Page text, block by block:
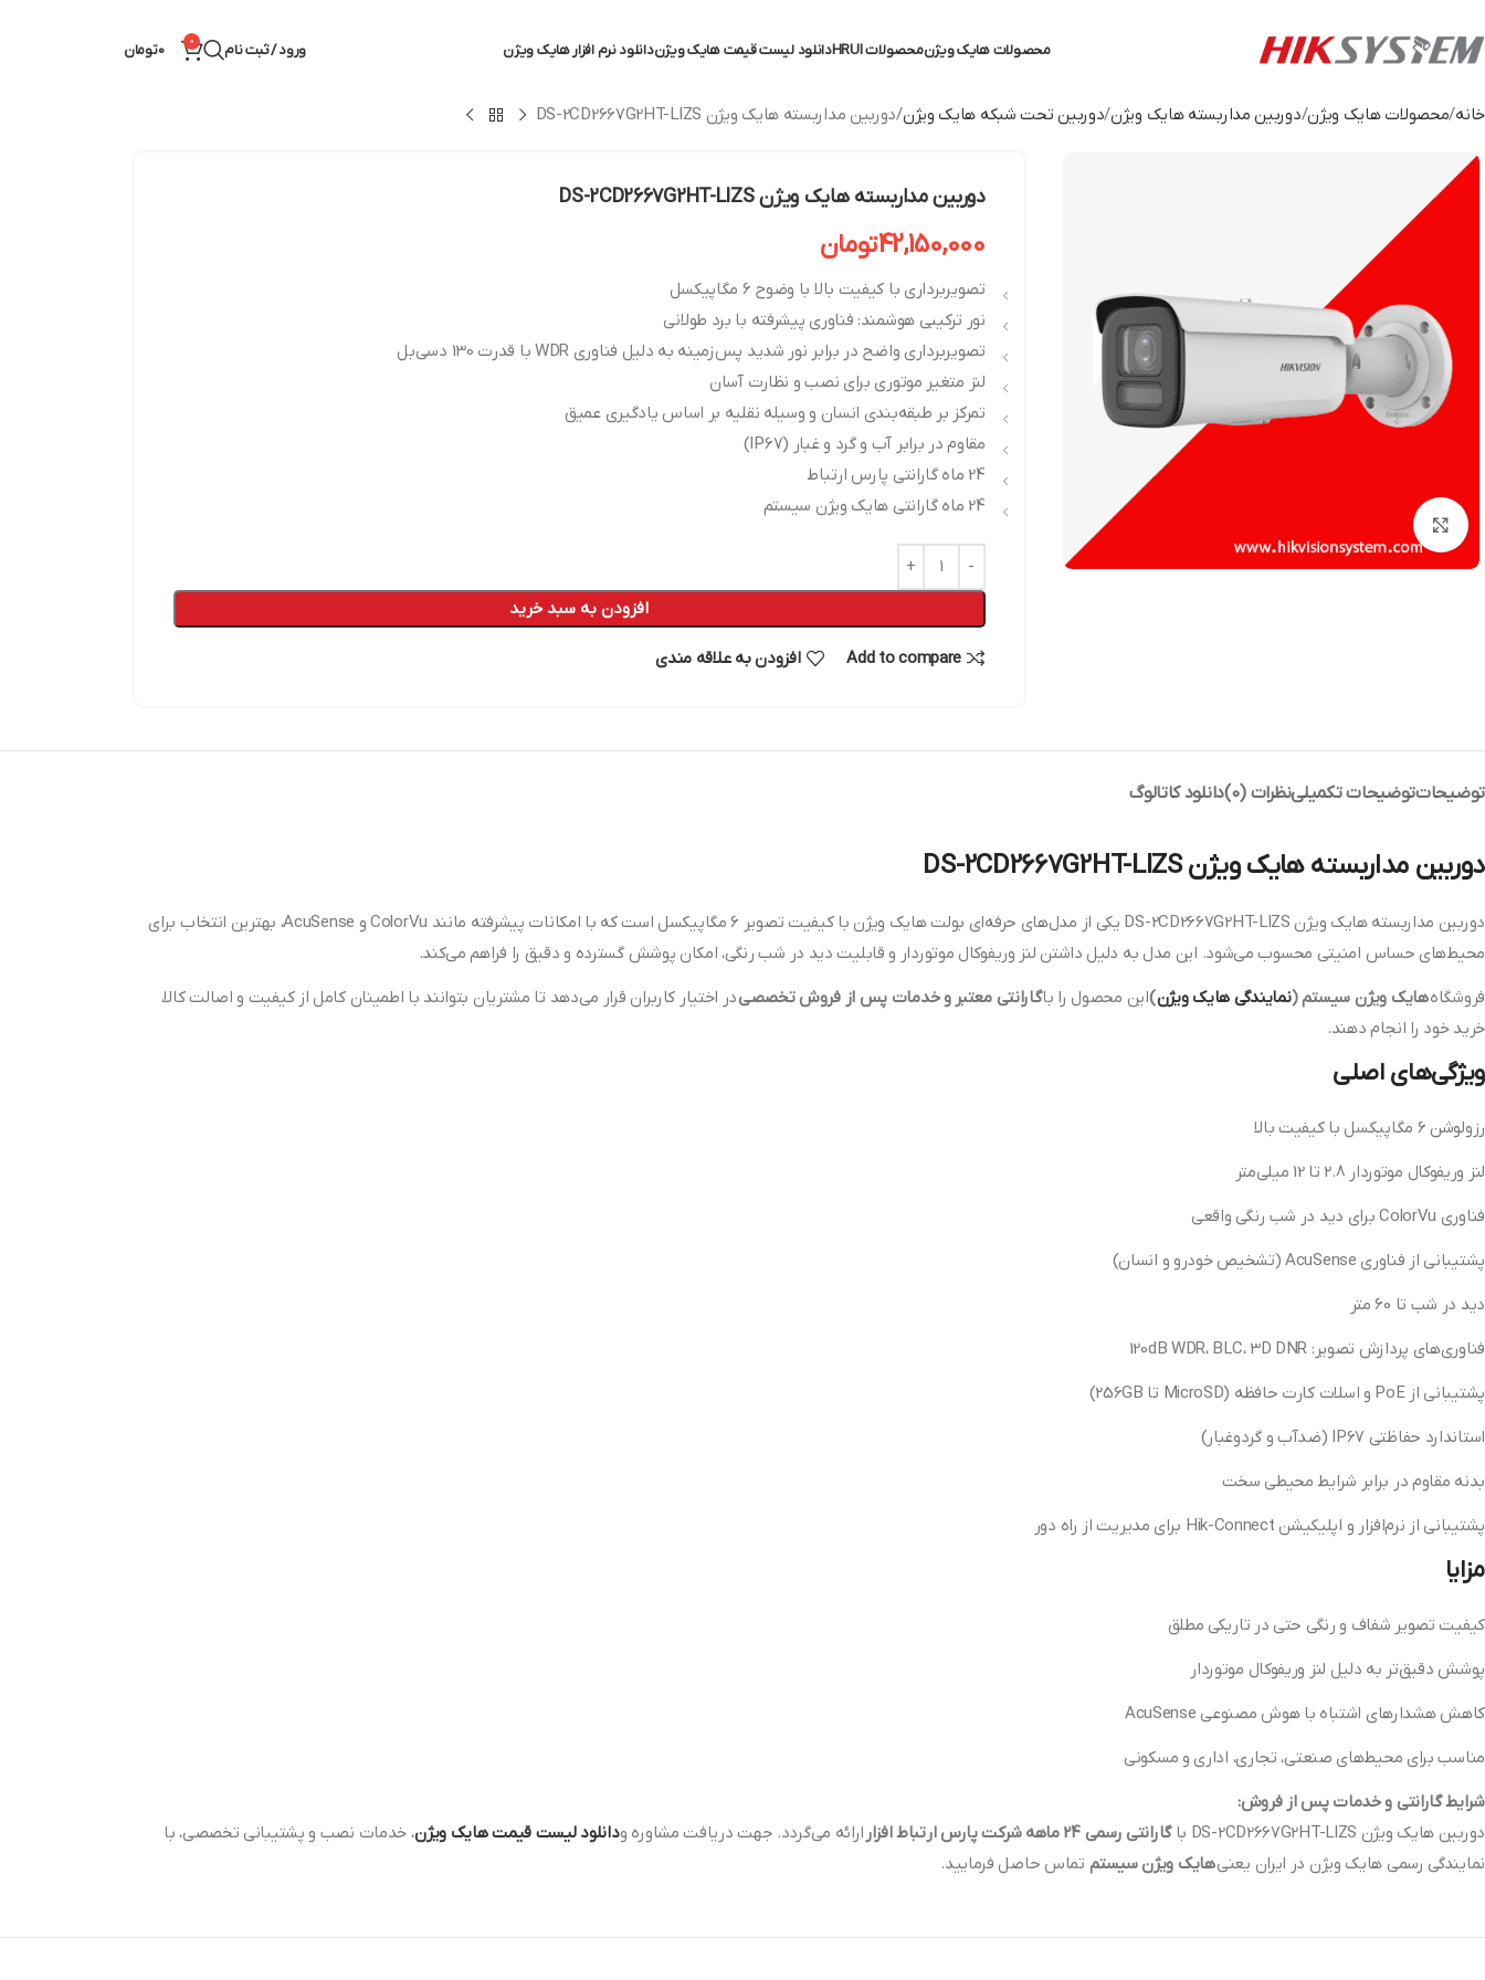
محصولات هایک ویژنمحصولات HRUI دانلود لیست قیمت هایک ویژندانلود نرم افزار هایک ویژن ورود / ثبت نام 0
0تومان
خانه محصولات هایک ویژن دوربین مداربسته هایک ویژن دوربین تحت شبکه هایک ویژن دوربین مداربسته هایک ویژن DS-2CD2667G2HT-LIZS
دوربین مداربسته هایک ویژن DS-2CD2667G2HT-LIZS
42,150,000تومان
تصویربرداری با کیفیت بالا با وضوح 6 مگاپیکسل
نور ترکیبی هوشمند: فناوری پیشرفته با برد طولانی
تصویربرداری واضح در برابر نور شدید پس‌زمینه به دلیل فناوری WDR با قدرت 130 دسی‌بل
لنز متغیر موتوری برای نصب و نظارت آسان
تمرکز بر طبقه‌بندی انسان و وسیله نقلیه بر اساس یادگیری عمیق
مقاوم در برابر آب و گرد و غبار (IP67)
24 ماه گارانتی پارس ارتباط
24 ماه گارانتی هایک ویژن سیستم
افزودن به سبد خرید
Add to compare افزودن به علاقه مندی
توضیحاتتوضیحات تکمیلینظرات (0) دانلود کاتالوگ
دوربین مداربسته هایک ویژن DS-2CD2667G2HT-LIZS
دوربین مداربسته هایک ویژن DS-2CD2667G2HT-LIZS یکی از مدل‌های حرفه‌ای بولت هایک ویژن با کیفیت تصویر 6 مگاپیکسل است که با امکانات پیشرفته مانند ColorVu و AcuSense، بهترین انتخاب برای
محیط‌های حساس امنیتی محسوب می‌شود. این مدل به دلیل داشتن لنز وریفوکال موتوردار و قابلیت دید در شب رنگی، امکان پوشش گسترده و دقیق را فراهم می‌کند.
فروشگاههایک ویژن سیستم (نمایندگی هایک ویژن)این محصول را باگارانتی معتبر و خدمات پس از فروش تخصصیدر اختیار کاربران قرار می‌دهد تا مشتریان بتوانند با اطمینان کامل از کیفیت و اصالت کالا،
خرید خود را انجام دهند.
ویژگی‌های اصلی
رزولوشن 6 مگاپیکسل با کیفیت بالا
لنز وریفوکال موتوردار 2.8 تا 12 میلی‌متر
فناوری ColorVu برای دید در شب رنگی واقعی
پشتیبانی از فناوری AcuSense (تشخیص خودرو و انسان)
دید در شب تا 60 متر
فناوری‌های پردازش تصویر: 120dB WDR، BLC، 3D DNR
پشتیبانی از PoE و اسلات کارت حافظه (MicroSD تا 256GB)
استاندارد حفاظتی IP67 (ضدآب و گردوغبار)
بدنه مقاوم در برابر شرایط محیطی سخت
پشتیبانی از نرم‌افزار و اپلیکیشن Hik-Connect برای مدیریت از راه دور
مزایا
کیفیت تصویر شفاف و رنگی حتی در تاریکی مطلق
پوشش دقیق‌تر به دلیل لنز وریفوکال موتوردار
کاهش هشدارهای اشتباه با هوش مصنوعی AcuSense
مناسب برای محیط‌های صنعتی، تجاری، اداری و مسکونی
شرایط گارانتی و خدمات پس از فروش:
دوربین هایک ویژن DS-2CD2667G2HT-LIZS با
گارانتی رسمی 24 ماهه شرکت پارس ارتباط افزار ارائه می‌گردد. جهت دریافت مشاوره ودانلود لیست قیمت هایک ویژن، خدمات نصب و پشتیبانی تخصصی، با
نمایندگی رسمی هایک ویژن در ایران یعنیهایک ویژن سیستمتماس حاصل فرمایید.